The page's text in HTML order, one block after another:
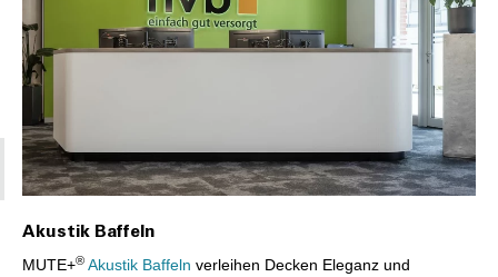
Akustik Baffeln
MUTE+® Akustik Baffeln verleihen Decken Eleganz und